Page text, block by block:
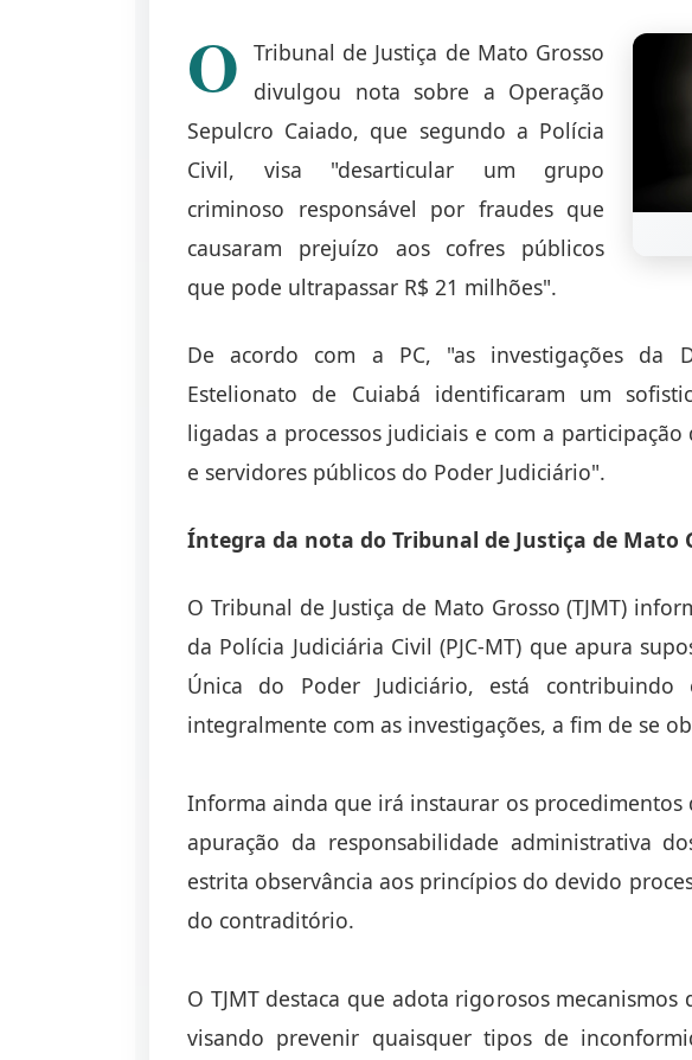
O Tribunal de Justiça de Mato Grosso
divulgou nota sobre a Operação
Sepulcro Caiado, que segundo a Polícia
Civil, visa "desarticular um grupo
criminoso responsável por fraudes que
causaram prejuízo aos cofres públicos
que pode ultrapassar R$ 21 milhões".
De acordo com a PC, "as investigações da
Estelionato de Cuiabá identificaram um
ligadas a processos judiciais e com a
e servidores públicos do Poder Judiciário".
Íntegra da nota do Tribunal de Justiça de Mato
O Tribunal de Justiça de Mato Grosso (TJMT)
da Polícia Judiciária Civil (PJC-MT) que apura
Única do Poder Judiciário, está
integralmente com as investigações, a fim de se
Informa ainda que irá instaurar os procedimentos
apuração da responsabilidade administrativa
estrita observância aos princípios do devido
do contraditório.
O TJMT destaca que adota rigorosos
visando prevenir quaisquer tipos de